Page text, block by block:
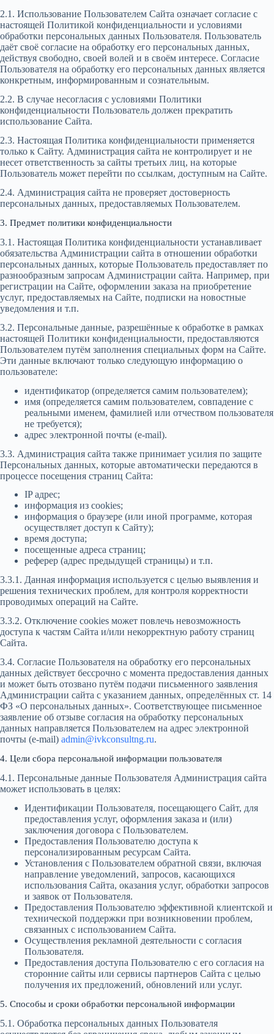
2.1. Использование Пользователем Cайта означает согласие с
настоящей Политикой конфиденциальности и условиями
обработки персональных данных Пользователя. Пользователь
даёт своё согласие на обработку его персональных данных,
действуя свободно, своей волей и в своём интересе. Согласие
Пользователя на обработку его персональных данных является
конкретным, информированным и сознательным.
2.2. В случае несогласия с условиями Политики
конфиденциальности Пользователь должен прекратить
использование Сайта.
2.3. Настоящая Политика конфиденциальности применяется
только к Сайту. Администрация сайта не контролирует и не
несет ответственность за сайты третьих лиц, на которые
Пользователь может перейти по ссылкам, доступным на Сайте.
2.4. Администрация сайта не проверяет достоверность
персональных данных, предоставляемых Пользователем.
3. Предмет политики конфиденциальности
3.1. Настоящая Политика конфиденциальности устанавливает
обязательства Администрации сайта в отношении обработки
персональных данных, которые Пользователь предоставляет по
разнообразным запросам Администрации сайта. Например, при
регистрации на Сайте, оформлении заказа на приобретение
услуг, предоставляемых на Сайте, подписки на новостные
уведомления и т.п.
3.2. Персональные данные, разрешённые к обработке в рамках
настоящей Политики конфиденциальности, предоставляются
Пользователем путём заполнения специальных форм на Сайте.
Эти данные включают только следующую информацию о
пользователе:
идентификатор (определяется самим пользователем);
имя (определяется самим пользователем, совпадение с
реальными именем, фамилией или отчеством пользователя
не требуется);
адрес электронной почты (e-mail).
3.3. Администрация сайта также принимает усилия по защите
Персональных данных, которые автоматически передаются в
процессе посещения страниц Сайта:
IP адрес;
информация из cookies;
информация о браузере (или иной программе, которая
осуществляет доступ к Сайту);
время доступа;
посещенные адреса страниц;
реферер (адрес предыдущей страницы) и т.п.
3.3.1. Данная информация используется с целью выявления и
решения технических проблем, для контроля корректности
проводимых операций на Сайте.
3.3.2. Отключение cookies может повлечь невозможность
доступа к частям Сайта и/или некорректную работу страниц
Сайта.
3.4. Согласие Пользователя на обработку его персональных
данных действует бессрочно с момента предоставления данных
и может быть отозвано путём подачи письменного заявления
Администрации сайта с указанием данных, определённых ст. 14
ФЗ «О персональных данных». Соответствующее письменное
заявление об отзыве согласия на обработку персональных
данных направляется Пользователем на адрес электронной
почты (e-mail) admin@ivkconsultng.ru.
4. Цели сбора персональной информации пользователя
4.1. Персональные данные Пользователя Администрация сайта
может использовать в целях:
Идентификации Пользователя, посещающего Сайт, для
предоставления услуг, оформления заказа и (или)
заключения договора с Пользователем.
Предоставления Пользователю доступа к
персонализированным ресурсам Сайта.
Установления с Пользователем обратной связи, включая
направление уведомлений, запросов, касающихся
использования Сайта, оказания услуг, обработки запросов
и заявок от Пользователя.
Предоставления Пользователю эффективной клиентской и
технической поддержки при возникновении проблем,
связанных с использованием Сайта.
Осуществления рекламной деятельности с согласия
Пользователя.
Предоставления доступа Пользователю c его согласия на
сторонние сайты или сервисы партнеров Сайта с целью
получения их предложений, обновлений или услуг.
5. Способы и сроки обработки персональной информации
5.1. Обработка персональных данных Пользователя